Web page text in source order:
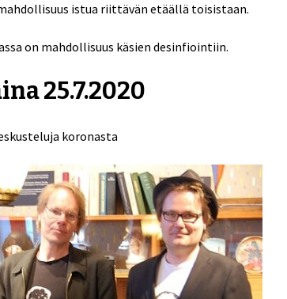
istua riittävän etäällä toisistaan.
on mahdollisuus käsien desinfiointiin.
25.7.2020
koronasta